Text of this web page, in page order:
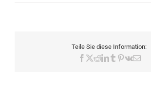
Teile Sie diese Information:
Facebook
X Reddit
LinkedIn
Tumblr
Pinterest
VkE-